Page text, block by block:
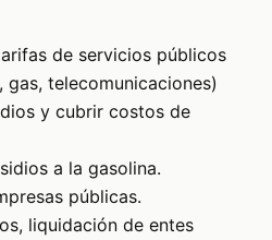
de servicios públicos
gas, telecomunicaciones)
y cubrir costos de
a la gasolina.
públicas.
liquidación de entes